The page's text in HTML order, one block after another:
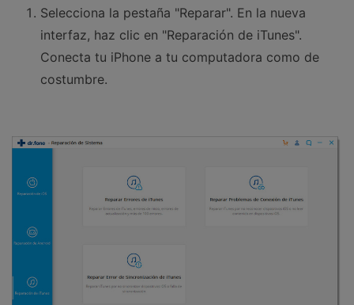
Selecciona la pestaña "Reparar". En la nueva
interfaz, haz clic en "Reparación de iTunes".
Conecta tu iPhone a tu computadora como de
costumbre.